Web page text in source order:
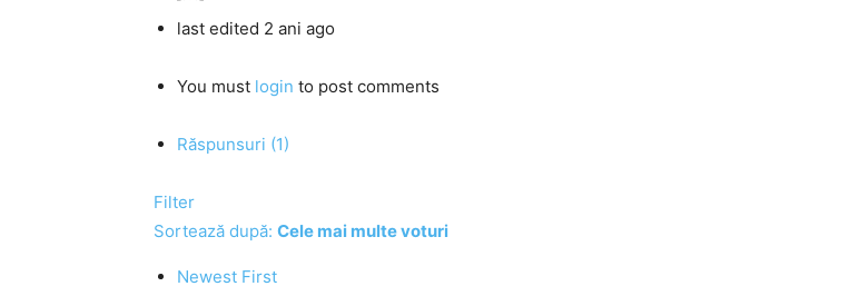
last edited 2 ani ago
You must login to post comments
Răspunsuri (1)
Filter
Sortează după: Cele mai multe voturi
Newest First